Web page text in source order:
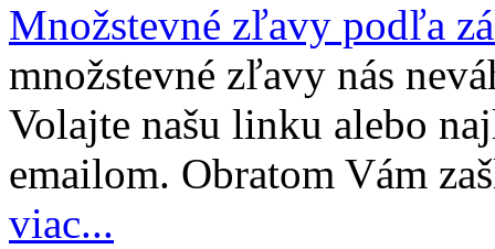
Množstevné zľavy podľa
množstevné zľavy nás
Volajte našu linku alebo
emailom. Obratom Vám
viac...